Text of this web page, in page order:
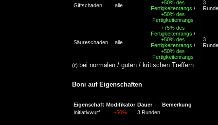
Giftschaden alle
+50% des
Fertigkeitenrangs /
+50% des
Fertigkeitenrangs
3
Säureschaden alle
+75% des
Fertigkeitenrangs /
+50% des
Fertigkeitenrangs /
+50% des
Fertigkeitenrangs
3
(r) bei normalen / guten / kritischen Treffern
Boni auf Eigenschaften
Eigenschaft Modifikator Dauer
Bemerkung
Initiativwurf
-50% 3 Runden